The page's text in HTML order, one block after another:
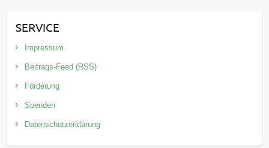
SERVICE
Impressum
Beitrags-Feed (RSS)
Förderung
Spenden
Datenschutzerklärung